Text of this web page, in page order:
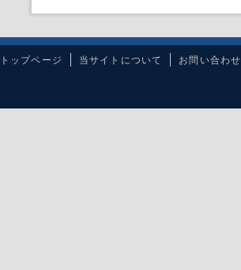
トップページ 当サイトについて お問い合わせ